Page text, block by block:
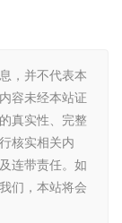
，并不代表本
容未经本站证
真实性、完整
核实相关内
连带责任。如
们，本站将会